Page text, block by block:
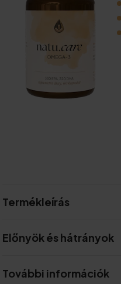
Termékleírás
Előnyök és hátrányok
További információk